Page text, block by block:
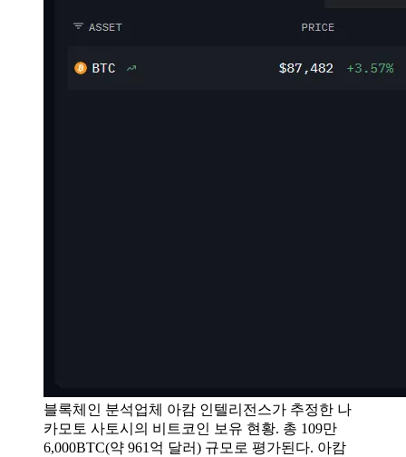
블록체인 분석업체 아캄 인텔리전스가 추정한 나
카모토 사토시의 비트코인 보유 현황. 총 109만
6,000BTC(약 961억 달러) 규모로 평가된다. 아캄